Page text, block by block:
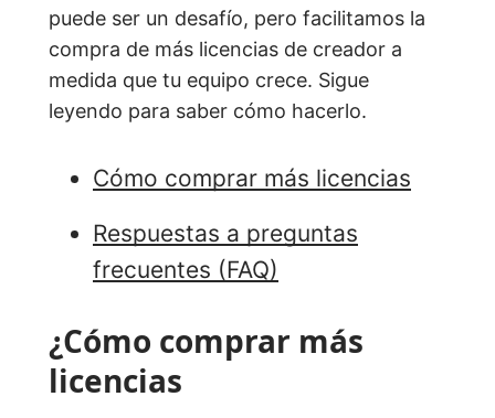
puede ser un desafío, pero facilitamos la
compra de más licencias de creador a
medida que tu equipo crece. Sigue
leyendo para saber cómo hacerlo.
Cómo comprar más licencias
Respuestas a preguntas
frecuentes (FAQ)
¿Cómo comprar más
licencias